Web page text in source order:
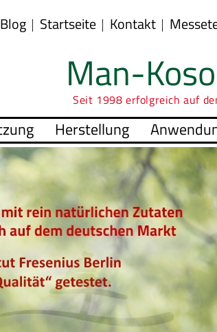
Startseite Kontakt
Man-Koso
Seit 1998 erfolgreich auf
Herstellung